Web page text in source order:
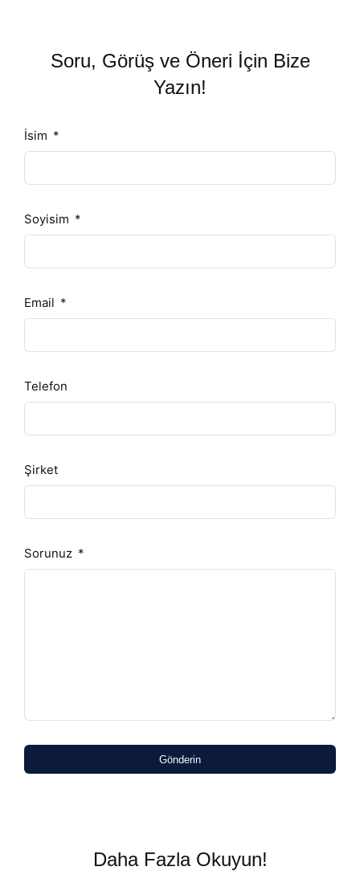
Soru, Görüş ve Öneri İçin Bize
Yazın!
İsim
Soyisim
Email
Telefon
Şirket
Sorunuz
Gönderin
Daha Fazla Okuyun!